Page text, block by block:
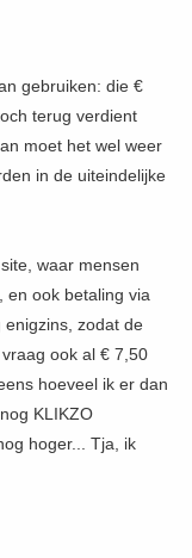
gebruiken: die €
terug verdient
moet het wel weer
in de uiteindelijke
waar mensen
en ook betaling via
enigzins, zodat de
ook al € 7,50
hoeveel ik er dan
KLIKZO
hoger... Tja, ik